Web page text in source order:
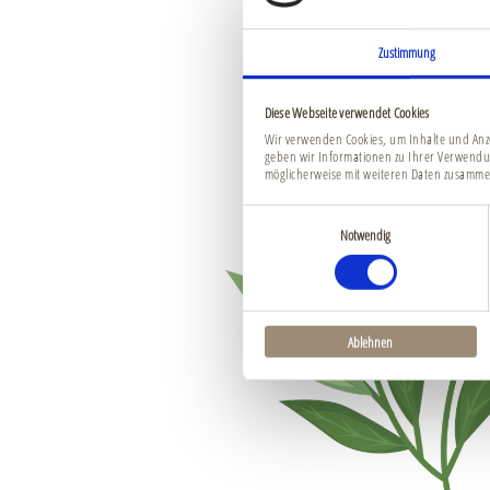
Zustimmung
Diese Webseite verwendet Cookies
Wir verwenden Cookies, um Inhalte und
geben wir Informationen zu Ihrer
möglicherweise mit weiteren Daten
Notwendig
Ablehnen
Image